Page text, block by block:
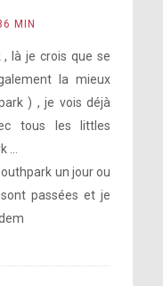
MIN
, là je crois que se
la mieux
) , je vois déjà
tous les littles
…
un jour ou
passées et je